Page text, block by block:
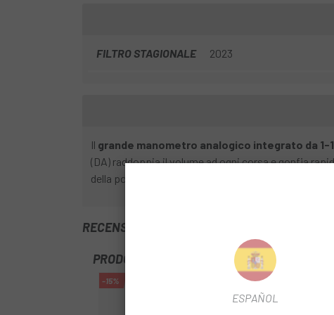
FILTRO STAGIONALE 2023
Il grande manometro analogico integrato da
(DA) raddoppia il volume ad ogni corsa e gonfia
della pompa e la leva di bloccaggio a pollice
RECENSIONI TRUSTED SHOPS
PRODOTTI SIMILI
-15%
ESPAÑOL